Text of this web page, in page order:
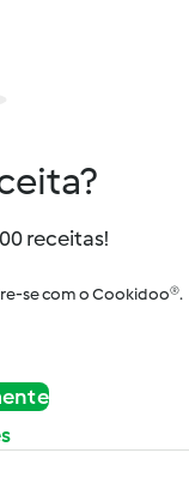
receitas!
se com o Cookidoo®.